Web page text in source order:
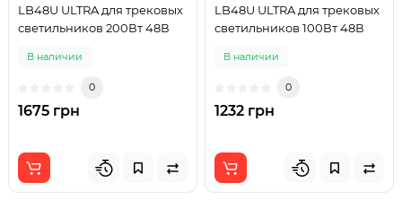
LB48U ULTRA для трековых
светильников 200Вт 48В
В наличии
0
1675 грн
LB48U ULTRA для трековых
светильников 100Вт 48В
В наличии
0
1232 грн